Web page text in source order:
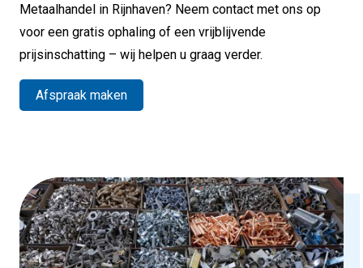
Metaalhandel in Rijnhaven? Neem contact met ons op
voor een gratis ophaling of een vrijblijvende
prijsinschatting – wij helpen u graag verder.
Afspraak maken